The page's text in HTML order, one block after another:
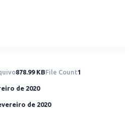
878.99 KBFile Count1
de 2020
de 2020